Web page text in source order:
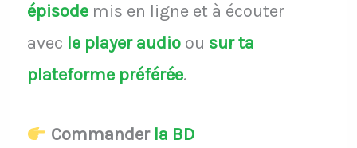
épisodemis en ligne et à écouter
avec le player audio ou sur ta
plateforme préférée.
Commander la BD